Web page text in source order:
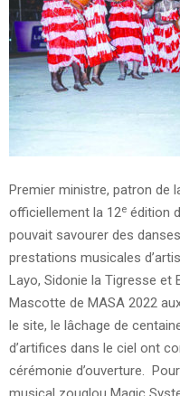
Premier ministre, patron de
officiellement la 12e édition
pouvait savourer des
prestations musicales
Layo, Sidonie la Tigresse et
Mascotte de MASA 2022
le site, le lâchage de
d’artifices dans le ciel ont
cérémonie d’ouverture.